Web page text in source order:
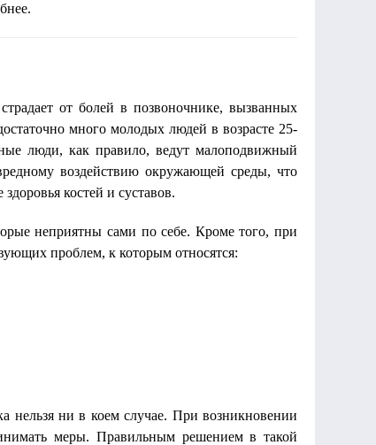
от болей в позвоночнике, вызванных
много молодых людей в возрасте 25-
люди, как правило, ведут малоподвижный
воздействию окружающей среды, что
костей и суставов.
неприятны сами по себе. Кроме того, при
проблем, к которым относятся:
нельзя ни в коем случае. При возникновении
меры. Правильным решением в такой